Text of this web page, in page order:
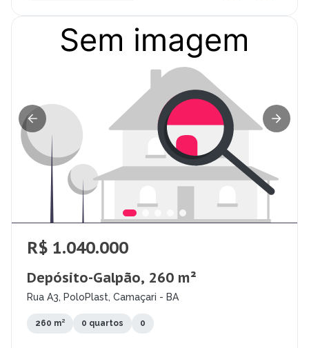
R$ 1.040.000
Depósito-Galpão, 260 m²
Rua A3, PoloPlast, Camaçari - BA
260 m² 0 quartos 0